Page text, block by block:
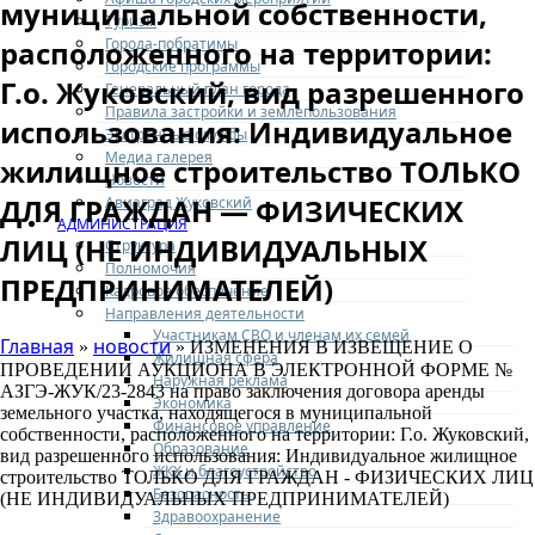
Туризм
Города-побратимы
Городские программы
Генеральный план города
Правила застройки и землепользования
Экстренные службы
Медиа галерея
Новости
Авиаград Жуковский
АДМИНИСТРАЦИЯ
Структура
Полномочия
Кадровое обеспечение
Направления деятельности
Участникам СВО и членам их семей
Жилищная сфера
Наружная реклама
Экономика
Финансовое управление
Образование
ЖКХ и благоустройство
Безопасность
Здравоохранение
муниципальной собственности,
расположенного на территории:
Г.о. Жуковский, вид разрешенного
использования: Индивидуальное
жилищное строительство ТОЛЬКО
ДЛЯ ГРАЖДАН — ФИЗИЧЕСКИХ
ЛИЦ (НЕ ИНДИВИДУАЛЬНЫХ
ПРЕДПРИНИМАТЕЛЕЙ)
Главная » новости» ИЗМЕНЕНИЯ В ИЗВЕЩЕНИЕ О
ПРОВЕДЕНИИ АУКЦИОНА В ЭЛЕКТРОННОЙ ФОРМЕ №
АЗГЭ-ЖУК/23-2843 на право заключения договора аренды
земельного участка, находящегося в муниципальной
собственности, расположенного на территории: Г.о. Жуковский,
вид разрешенного использования: Индивидуальное жилищное
строительство ТОЛЬКО ДЛЯ ГРАЖДАН - ФИЗИЧЕСКИХ ЛИЦ
(НЕ ИНДИВИДУАЛЬНЫХ ПРЕДПРИНИМАТЕЛЕЙ)